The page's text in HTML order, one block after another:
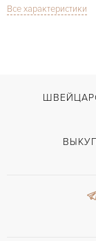
СТЕКЛО
Все характеристики